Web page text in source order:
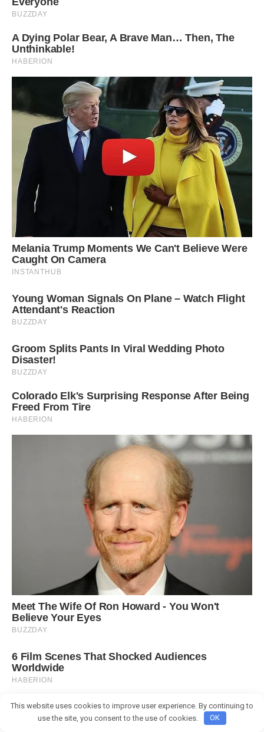
This website uses cookies to improve user experience. By continuing to
use the site, you consent to the use of cookies.
OK